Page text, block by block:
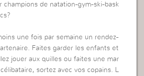
champions de natation-gym-ski-bask
une fois par semaine un rendez-
Faites garder les enfants et
jouer aux quilles ou faites une mar
sortez avec vos copains. L